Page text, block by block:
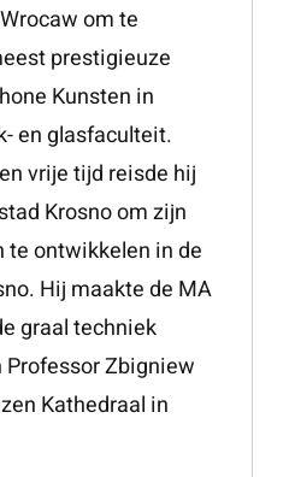
om te
prestigieuze
Kunsten in
en glasfaculteit.
vrije tijd reisde hij
Krosno om zijn
te ontwikkelen in de
Hij maakte de MA
graal techniek
Zbigniew
Kathedraal in